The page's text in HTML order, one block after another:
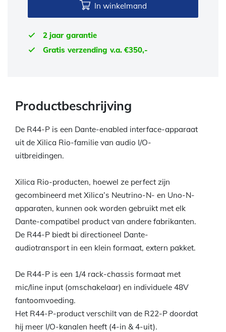
In winkelmand
2 jaar garantie
Gratis verzending v.a. €350,-
Productbeschrijving
De R44-P is een Dante-enabled interface-apparaat
uit de Xilica Rio-familie van audio I/O-
uitbreidingen.
Xilica Rio-producten, hoewel ze perfect zijn
gecombineerd met Xilica’s Neutrino-N- en Uno-N-
apparaten, kunnen ook worden gebruikt met elk
Dante-compatibel product van andere fabrikanten.
De R44-P biedt bi directioneel Dante-
audiotransport in een klein formaat, extern pakket.
De R44-P is een 1/4 rack-chassis formaat met
mic/line input (omschakelaar) en individuele 48V
fantoomvoeding.
Het R44-P-product verschilt van de R22-P doordat
hij meer I/O-kanalen heeft (4-in & 4-uit).